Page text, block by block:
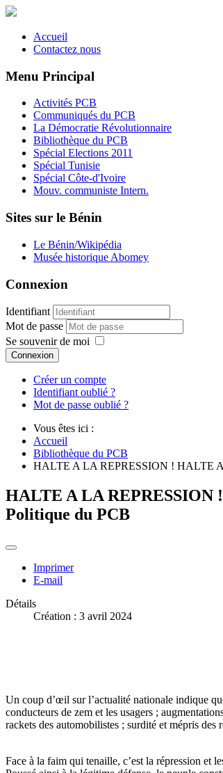
Accueil
Contactez nous
Menu Principal
Activités PCB
Communiqués du PCB
La Démocratie Révolutionnaire
Bibliothèque du PCB
Spécial Elections 2011
Spécial Tunisie
Spécial Côte-d'Ivoire
Mouv. communiste Intern.
Sites sur le Bénin
Le Bénin/Wikipédia
Musée historique Abomey
Connexion
Identifiant
Mot de passe
Se souvenir de moi
Connexion
Créer un compte
Identifiant oublié ?
Mot de passe oublié ?
Vous êtes ici :
Accueil
Bibliothèque du PCB
HALTE A LA REPRESSION ! HALTE
HALTE A LA REPRESSION
Politique du PCB
Imprimer
E-mail
Détails
Création : 3 avril 2024
Un coup d’œil sur l’actualité nationale indique
conducteurs de zem et les usagers ;
rackets des automobilistes ; surdité et mépris
Face à la faim qui tenaille, c’est la répression et